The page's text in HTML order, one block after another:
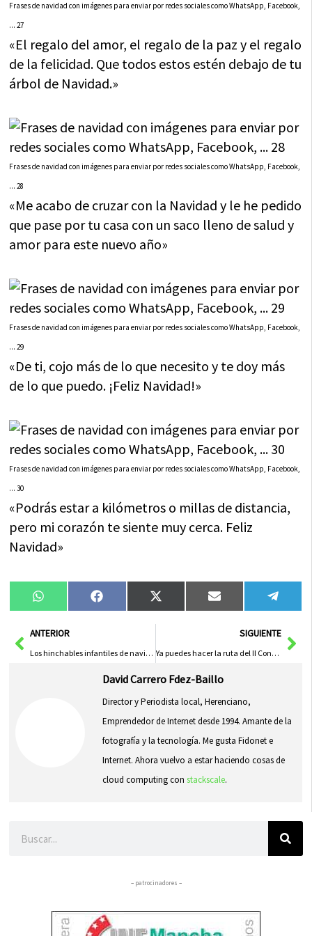
Frases de navidad con imágenes para enviar por redes sociales como WhatsApp, Facebook,
... 27
«El regalo del amor, el regalo de la paz y el regalo
de la felicidad. Que todos estos estén debajo de tu
árbol de Navidad.»
Frases de navidad con imágenes para enviar por redes sociales como WhatsApp, Facebook,
... 28
«Me acabo de cruzar con la Navidad y le he pedido
que pase por tu casa con un saco lleno de salud y
amor para este nuevo año»
Frases de navidad con imágenes para enviar por redes sociales como WhatsApp, Facebook,
... 29
«De ti, cojo más de lo que necesito y te doy más
de lo que puedo. ¡Feliz Navidad!»
Frases de navidad con imágenes para enviar por redes sociales como WhatsApp, Facebook,
... 30
«Podrás estar a kilómetros o millas de distancia,
pero mi corazón te siente muy cerca. Feliz
Navidad»
Compartir
en
WhatsAppCompartir
en
FacebookCompartir
en
X
(Twitter)
Compartir
en
Email
en
AntANTERIOR
Los hinchables infantiles de navidad se trasladan al Pabellón Polideportivo de Herencia
SIGUIENTE
Ya puedes hacer la ruta del II Concurso de Decoración Navideña
David Carrero Fdez-Baillo
Director y Periodista local, Herenciano,
Emprendedor de Internet desde 1994. Amante de la
fotografía y la tecnología. Me gusta Fidonet e
Internet. Ahora vuelvo a estar haciendo cosas de
cloud computing con stackscale.
– patrocinadores –